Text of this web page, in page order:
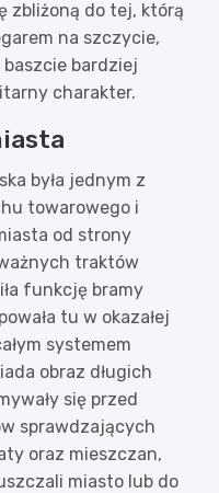
zbliżoną do tej, którą
na szczycie,
bardziej
charakter.
była jednym z
towarowego i
od strony
traktów
funkcję bramy
tu w okazałej
systemem
obraz długich
się przed
sprawdzających
oraz mieszczan,
miasto lub do